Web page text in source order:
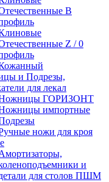
В
Z / 0
и Подрезы,
для лекал
ГОРИЗОНТ
импортные
ножи для кроя
и
для столов ПШМ